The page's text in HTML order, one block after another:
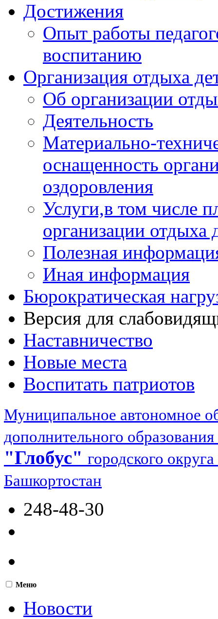
Достижения
Опыт работы
воспитанию
Организация отдыха
Об организации
Деятельность
Материально-
оснащенность
оздоровления
Услуги,в том числе
организации отдыха
Полезная
Иная информация
Бюрократическая
Версия для
Наставничество
Новые места
Воспитать патриотов
Муниципальное автономное
дополнительного образования
"Глобус" городского
Башкортостан
248-48-30
Меню
Новости